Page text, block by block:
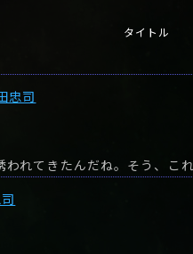
ろ ル
タイトル
忠司
れてきたんだね。そう、これ